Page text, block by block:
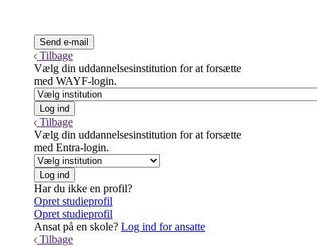
Tilbage
Vælg din uddannelsesinstitution for at forsætte
med WAYF-login.
Tilbage
Vælg din uddannelsesinstitution for at forsætte
med Entra-login.
Har du ikke en profil?
Opret studieprofil
Opret studieprofil
Ansat på en skole? Log ind for ansatte
Tilbage